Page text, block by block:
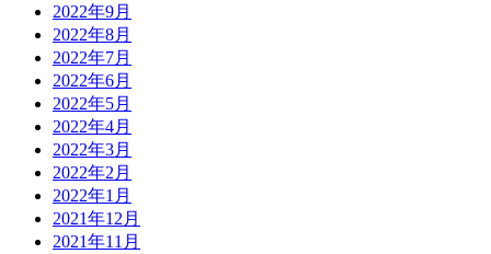
2022年9月
2022年8月
2022年7月
2022年6月
2022年5月
2022年4月
2022年3月
2022年2月
2022年1月
2021年12月
2021年11月